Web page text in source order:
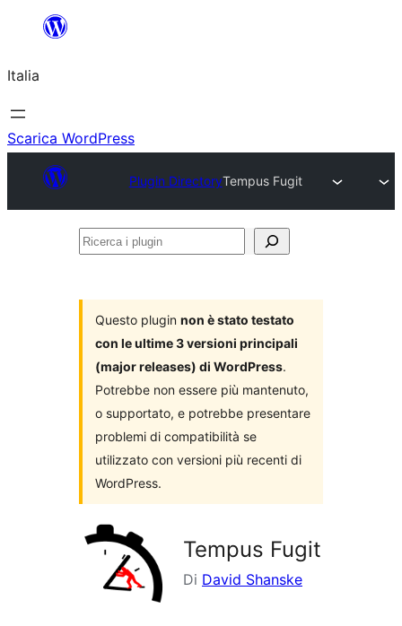
contenuto
Italia
Scarica WordPress
Plugin DirectoryTempus Fugit
Ricerca
Questo plugin non è stato testato
con le ultime 3 versioni principali
(major releases) di WordPress.
Potrebbe non essere più mantenuto,
o supportato, e potrebbe presentare
problemi di compatibilità se
utilizzato con versioni più recenti di
WordPress.
Tempus Fugit
Di David Shanske